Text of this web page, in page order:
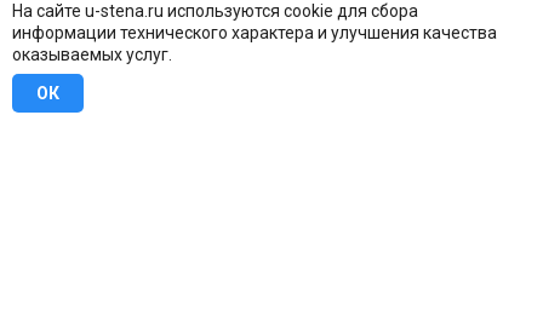
На сайте u-stena.ru используются cookie для сбора
информации технического характера и улучшения качества
оказываемых услуг.
ОК